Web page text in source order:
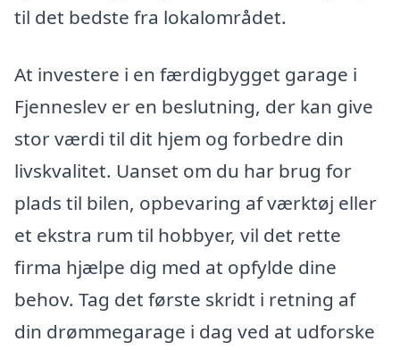
til det bedste fra lokalområdet.
At investere i en færdigbygget garage i
Fjenneslev er en beslutning, der kan give
stor værdi til dit hjem og forbedre din
livskvalitet. Uanset om du har brug for
plads til bilen, opbevaring af værktøj eller
et ekstra rum til hobbyer, vil det rette
firma hjælpe dig med at opfylde dine
behov. Tag det første skridt i retning af
din drømmegarage i dag ved at udforske